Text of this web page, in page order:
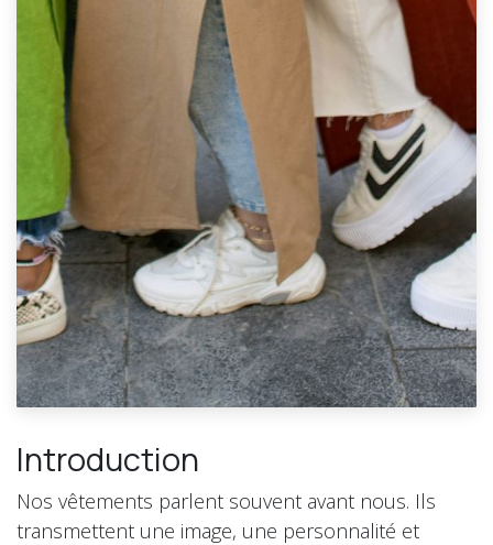
Introduction
Nos vêtements parlent souvent avant nous. Ils
transmettent une image, une personnalité et